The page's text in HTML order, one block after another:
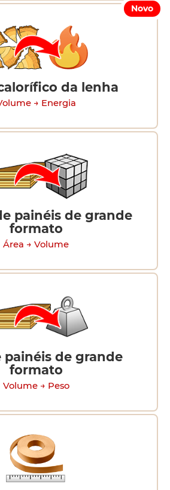
Novo
da lenha
→ Energia
painéis de grande
formato
Área → Volume
painéis de grande
formato
Volume → Peso